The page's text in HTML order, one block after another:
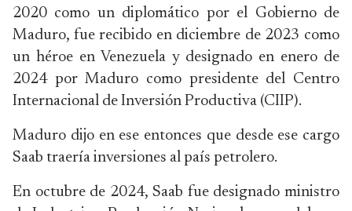
2020 como un diplomático por el Gobierno de
Maduro, fue recibido en diciembre de 2023 como
un héroe en Venezuela y designado en enero de
2024 por Maduro como presidente del Centro
Internacional de Inversión Productiva (CIIP).
Maduro dijo en ese entonces que desde ese cargo
Saab traería inversiones al país petrolero.
En octubre de 2024, Saab fue designado ministro